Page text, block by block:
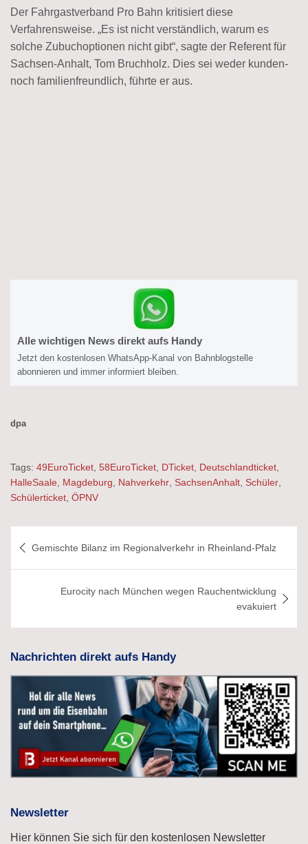
Der Fahrgastverband Pro Bahn kritisiert diese
Verfahrensweise. „Es ist nicht verständlich, warum es
solche Zubuchoptionen nicht gibt“, sagte der Referent für
Sachsen-Anhalt, Tom Bruchholz. Dies sei weder kunden-
noch familienfreundlich, führte er aus.
Alle wichtigen News direkt aufs Handy
Jetzt den kostenlosen WhatsApp-Kanal von Bahnblogstelle
abonnieren und immer informiert bleiben.
dpa
Tags: 49EuroTicket 58EuroTicket DTicket Deutschlandticket
HalleSaale
Magdeburg Nahverkehr SachsenAnhalt Schüler
Schülerticket ÖPNV
Gemischte Bilanz im Regionalverkehr in Rheinland-Pfalz
Eurocity nach München wegen Rauchentwicklung
evakuiert
Nachrichten direkt aufs Handy
Newsletter
Hier können Sie sich für den kostenlosen Newsletter